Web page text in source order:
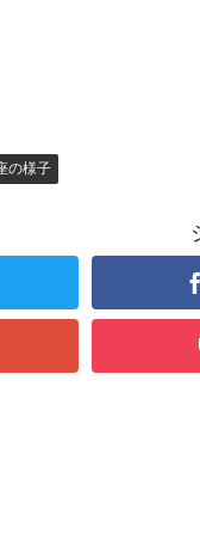
の様子